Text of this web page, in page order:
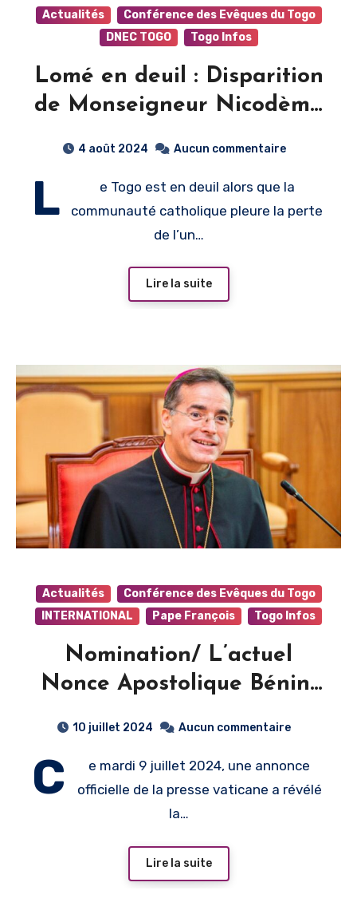
Actualités
Conférence des Evêques du Togo
DNEC TOGO
Togo Infos
Lomé en deuil : Disparition
de Monseigneur Nicodème
4 août 2024 Aucun commentaire
L
e Togo est en deuil alors que la
communauté catholique pleure la perte
de l’un…
Lire la suite
Actualités
Conférence des Evêques du Togo
INTERNATIONAL
Pape François Togo Infos
Nomination/ L’actuel
Nonce Apostolique Bénin-
Apostolique près le Costa
Rica
10 juillet 2024 Aucun commentaire
C
e mardi 9 juillet 2024, une annonce
officielle de la presse vaticane a révélé
la…
Lire la suite